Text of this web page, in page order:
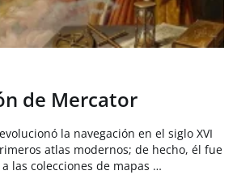
de Mercator
la navegación en el siglo XVI
atlas modernos; de hecho, él fue
las colecciones de mapas …